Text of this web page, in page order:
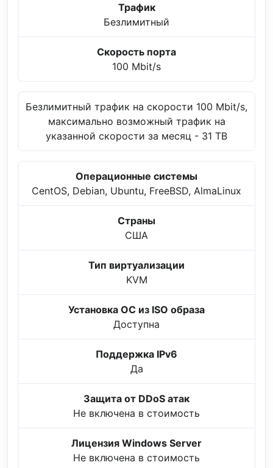
Трафик
Безлимитный
Скорость порта
100 Mbit/s
Безлимитный трафик на скорости 100 Mbit/s,
максимально возможный трафик на
указанной скорости за месяц - 31 TB
Операционные системы
CentOS, Debian, Ubuntu, FreeBSD, AlmaLinux
Страны
США
Тип виртуализации
KVM
Установка ОС из ISO образа
Доступна
Поддержка IPv6
Да
Защита от DDoS атак
Не включена в стоимость
Лицензия Windows Server
Не включена в стоимость